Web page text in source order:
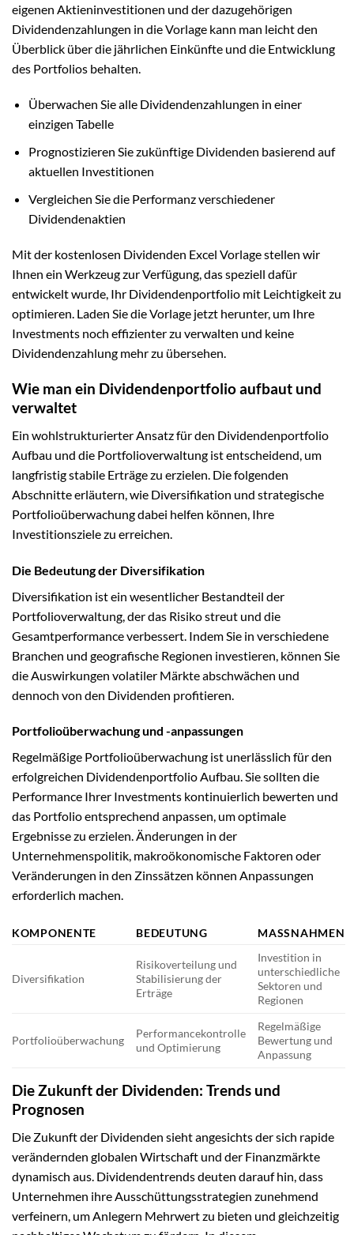
eigenen Aktieninvestitionen und der dazugehörigen
Dividendenzahlungen in die Vorlage kann man leicht den
Überblick über die jährlichen Einkünfte und die Entwicklung
des Portfolios behalten.
Überwachen Sie alle Dividendenzahlungen in einer
einzigen Tabelle
Prognostizieren Sie zukünftige Dividenden basierend auf
aktuellen Investitionen
Vergleichen Sie die Performanz verschiedener
Dividendenaktien
Mit der kostenlosen Dividenden Excel Vorlage stellen wir
Ihnen ein Werkzeug zur Verfügung, das speziell dafür
entwickelt wurde, Ihr Dividendenportfolio mit Leichtigkeit zu
optimieren. Laden Sie die Vorlage jetzt herunter, um Ihre
Investments noch effizienter zu verwalten und keine
Dividendenzahlung mehr zu übersehen.
Wie man ein Dividendenportfolio aufbaut und
verwaltet
Ein wohlstrukturierter Ansatz für den Dividendenportfolio
Aufbau und die Portfolioverwaltung ist entscheidend, um
langfristig stabile Erträge zu erzielen. Die folgenden
Abschnitte erläutern, wie Diversifikation und strategische
Portfolioüberwachung dabei helfen können, Ihre
Investitionsziele zu erreichen.
Die Bedeutung der Diversifikation
Diversifikation ist ein wesentlicher Bestandteil der
Portfolioverwaltung, der das Risiko streut und die
Gesamtperformance verbessert. Indem Sie in verschiedene
Branchen und geografische Regionen investieren, können Sie
die Auswirkungen volatiler Märkte abschwächen und
dennoch von den Dividenden profitieren.
Portfolioüberwachung und -anpassungen
Regelmäßige Portfolioüberwachung ist unerlässlich für den
erfolgreichen Dividendenportfolio Aufbau. Sie sollten die
Performance Ihrer Investments kontinuierlich bewerten und
das Portfolio entsprechend anpassen, um optimale
Ergebnisse zu erzielen. Änderungen in der
Unternehmenspolitik, makroökonomische Faktoren oder
Veränderungen in den Zinssätzen können Anpassungen
erforderlich machen.
KOMPONENTE BEDEUTUNG MASSNAHMEN
Diversifikation
Risikoverteilung und
Stabilisierung der
Erträge
Investition in
unterschiedliche
Sektoren und
Regionen
Portfolioüberwachung
Performancekontrolle
und Optimierung
Regelmäßige
Bewertung und
Anpassung
Die Zukunft der Dividenden: Trends und
Prognosen
Die Zukunft der Dividenden sieht angesichts der sich rapide
verändernden globalen Wirtschaft und der Finanzmärkte
dynamisch aus. Dividendentrends deuten darauf hin, dass
Unternehmen ihre Ausschüttungsstrategien zunehmend
verfeinern, um Anlegern Mehrwert zu bieten und gleichzeitig